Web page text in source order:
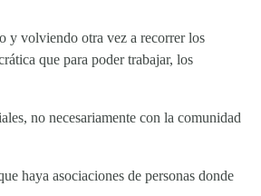
y volviendo otra vez a recorrer los
que para poder trabajar, los
no necesariamente con la comunidad
haya asociaciones de personas donde